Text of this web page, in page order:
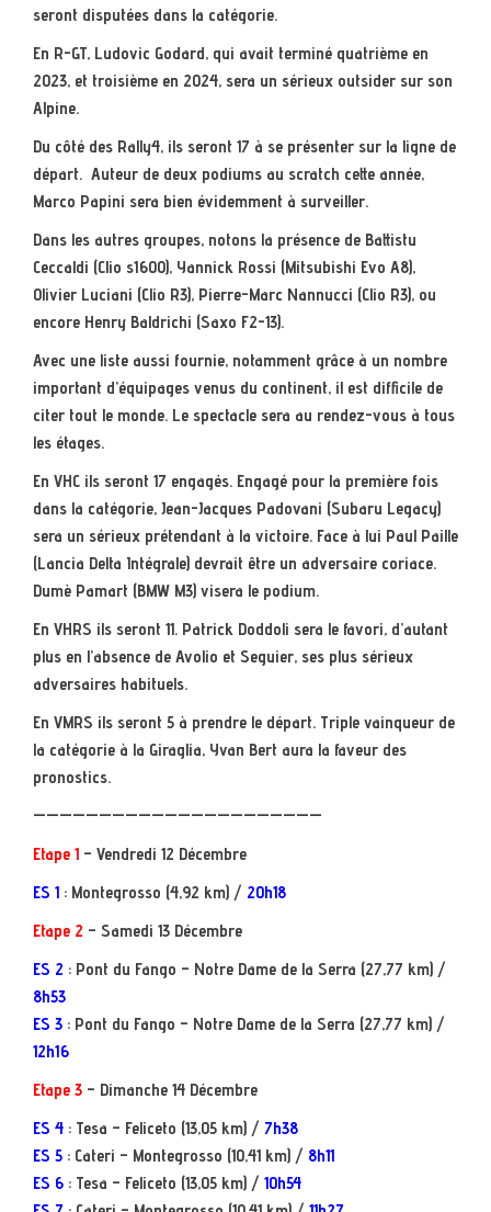
seront disputées dans la catégorie.
En R-GT, Ludovic Godard, qui avait terminé quatrième en
2023, et troisième en 2024, sera un sérieux outsider sur son
Alpine.
Du côté des Rally4, ils seront 17 à se présenter sur la ligne de
départ. Auteur de deux podiums au scratch cette année,
Marco Papini sera bien évidemment à surveiller.
Dans les autres groupes, notons la présence de Battistu
Ceccaldi (Clio s1600), Yannick Rossi (Mitsubishi Evo A8),
Olivier Luciani (Clio R3), Pierre-Marc Nannucci (Clio R3), ou
encore Henry Baldrichi (Saxo F2-13).
Avec une liste aussi fournie, notamment grâce à un nombre
important d’équipages venus du continent, il est difficile de
citer tout le monde. Le spectacle sera au rendez-vous à tous
les étages.
En VHC ils seront 17 engagés. Engagé pour la première fois
dans la catégorie, Jean-Jacques Padovani (Subaru Legacy)
sera un sérieux prétendant à la victoire. Face à lui Paul Paille
(Lancia Delta Intégrale) devrait être un adversaire coriace.
Dumè Pamart (BMW M3) visera le podium.
En VHRS ils seront 11. Patrick Doddoli sera le favori, d’autant
plus en l’absence de Avolio et Seguier, ses plus sérieux
adversaires habituels.
En VMRS ils seront 5 à prendre le départ. Triple vainqueur de
la catégorie à la Giraglia, Yvan Bert aura la faveur des
pronostics.
——————————————————————
Etape 1 – Vendredi 12 Décembre
ES 1 : Montegrosso (4,92 km) / 20h18
Etape 2 – Samedi 13 Décembre
ES 2 : Pont du Fango – Notre Dame de la Serra (27,77 km) /
8h53
ES 3 : Pont du Fango – Notre Dame de la Serra (27,77 km) /
12h16
Etape 3 – Dimanche 14 Décembre
ES 4 : Tesa – Feliceto (13,05 km) / 7h38
ES 5 : Cateri – Montegrosso (10,41 km) / 8h11
ES 6 : Tesa – Feliceto (13,05 km) / 10h54